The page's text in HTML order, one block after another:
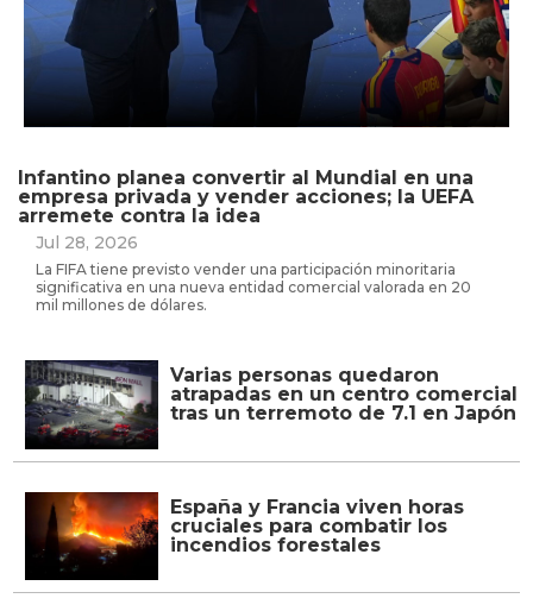
Infantino planea convertir al Mundial en una
empresa privada y vender acciones; la UEFA
arremete contra la idea
Jul 28, 2026
La FIFA tiene previsto vender una participación minoritaria
significativa en una nueva entidad comercial valorada en 20
mil millones de dólares.
Varias personas quedaron
atrapadas en un centro comercial
tras un terremoto de 7.1 en Japón
España y Francia viven horas
cruciales para combatir los
incendios forestales